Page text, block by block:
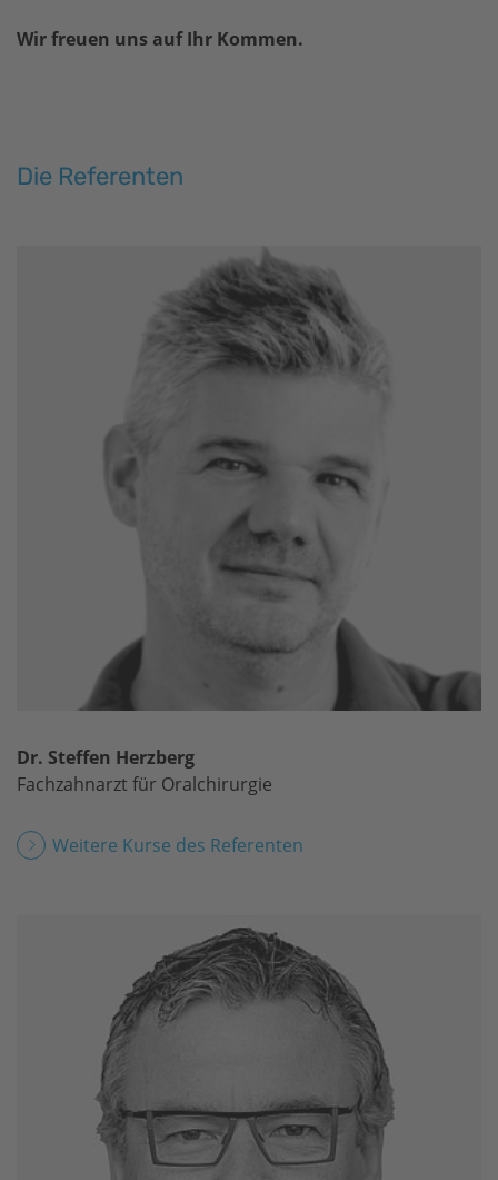
Wir freuen uns auf Ihr Kommen.
Die Referenten
Dr. Steffen Herzberg
Fachzahnarzt für Oralchirurgie
Weitere Kurse des Referenten